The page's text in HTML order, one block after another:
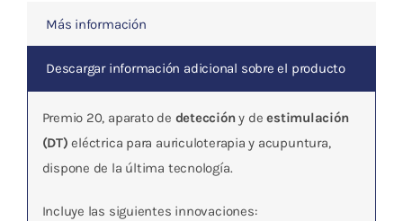
Más información
Descargar información adicional sobre el producto
Premio 20, aparato de deteccióny deestimulación
(DT)eléctrica para auriculoterapia y acupuntura,
dispone de la última tecnología.
Incluye las siguientes innovaciones: